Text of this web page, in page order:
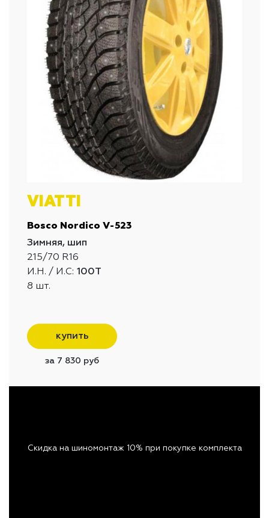
VIATTI
Bosco Nordico V-523
Зимняя, шип
215/70 R16
И.Н. / И.С: 100T
8 шт.
купить
за 7 830 руб
Скидка на шиномонтаж 10% при покупке комплекта